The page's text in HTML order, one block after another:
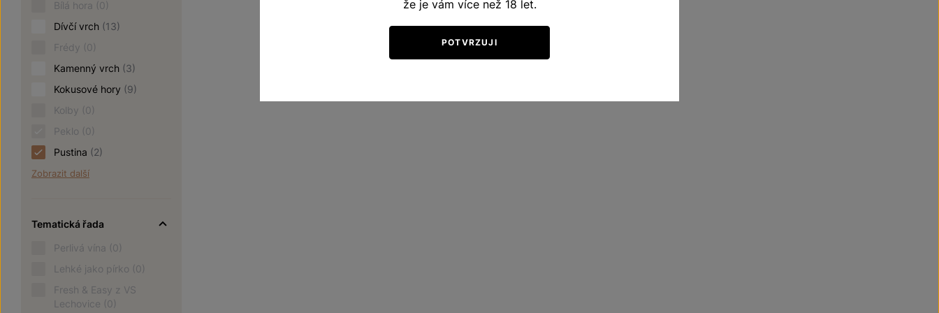
Bílá hora (0)
Dívčí vrch (13)
Frédy (0)
Kamenný vrch (3)
Kokusové hory (9)
Kolby (0)
Peklo (0)
Pustina (2)
Zobrazit další
Tematická řada
Perlivá vína (0)
Lehké jako pírko (0)
Fresh & Easy z VS
Lechovice (0)
720 Kč
že je vám více než 18 let.
POTVRZUJI